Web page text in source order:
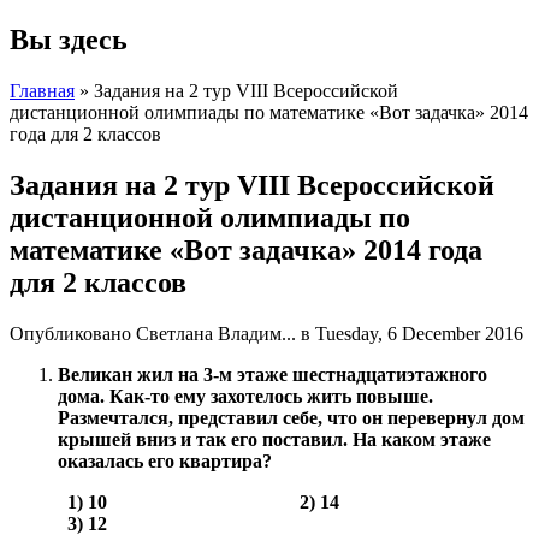
Вы здесь
Главная » Задания на 2 тур VIII Всероссийской
дистанционной олимпиады по математике «Вот задачка» 2014
года для 2 классов
Задания на 2 тур VIII Всероссийской
дистанционной олимпиады по
математике «Вот задачка» 2014 года
для 2 классов
Опубликовано Светлана Владим... в Tuesday, 6 December 2016
Великан жил на 3-м этаже шестнадцатиэтажного
дома. Как-то ему захотелось жить повыше.
Размечтался, представил себе, что он перевернул дом
крышей вниз и так его поставил. На каком этаже
оказалась его квартира?
1) 10 2) 14
3) 12